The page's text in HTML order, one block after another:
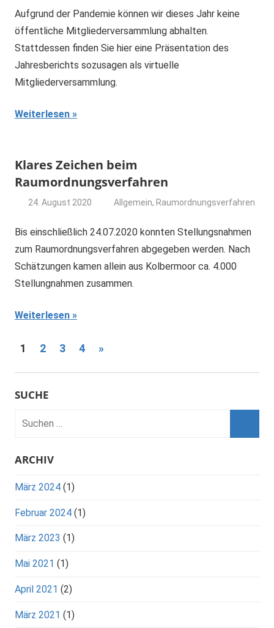
Aufgrund der Pandemie können wir dieses Jahr keine
öffentliche Mitgliederversammlung abhalten.
Stattdessen finden Sie hier eine Präsentation des
Jahresberichts sozusagen als virtuelle
Mitgliederversammlung.
Weiterlesen
Klares Zeichen beim
Raumordnungsverfahren
24. August 2020
Allgemein, Raumordnungsverfahren
Bis einschließlich 24.07.2020 konnten Stellungsnahmen
zum Raumordnungsverfahren abgegeben werden. Nach
Schätzungen kamen allein aus Kolbermoor ca. 4.000
Stellungnahmen zusammen.
Weiterlesen
Seitennummerierung
der
Beiträge
1 2 3 4
Nächste
»
SUCHE
ARCHIV
März 2024 (1)
Februar 2024 (1)
März 2023 (1)
Mai 2021 (1)
April 2021 (2)
März 2021 (1)